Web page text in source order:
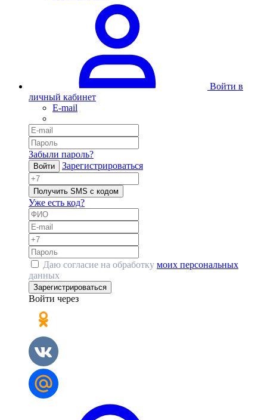
Войти в
личный кабинет
E-mail
Забыли пароль?
Войти Зарегистрироваться
Получить SMS с кодом
Уже есть код?
Даю согласие на обработку моих персональных
данных
Зарегистрироваться
Войти через